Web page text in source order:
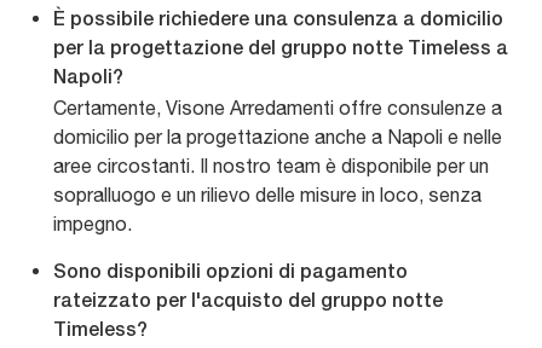
È possibile richiedere una consulenza a domicilio
per la progettazione del gruppo notte Timeless a
Napoli?
Certamente, Visone Arredamenti offre consulenze a
domicilio per la progettazione anche a Napoli e nelle
aree circostanti. Il nostro team è disponibile per un
sopralluogo e un rilievo delle misure in loco, senza
impegno.
Sono disponibili opzioni di pagamento
rateizzato per l'acquisto del gruppo notte
Timeless?